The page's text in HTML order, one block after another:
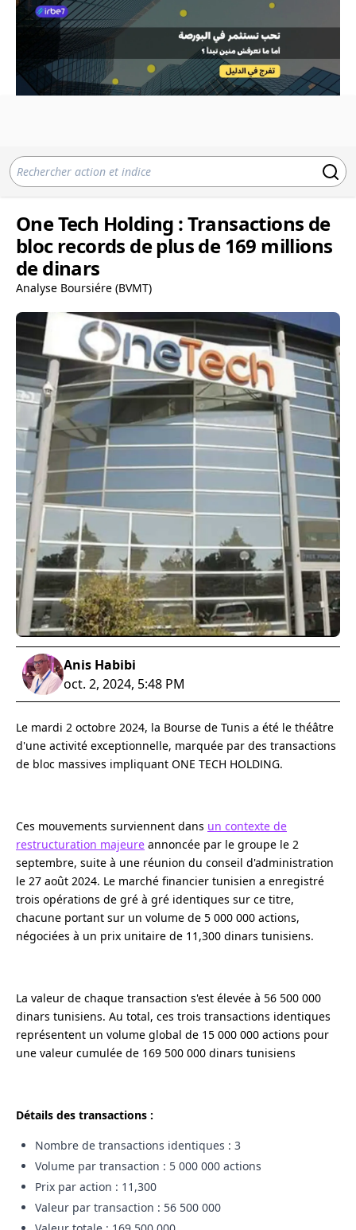
One Tech Holding : Transactions de
bloc records de plus de 169 millions
de dinars
Analyse Boursiére (BVMT)
Anis Habibi
oct. 2, 2024, 5:48 PM
Le mardi 2 octobre 2024, la Bourse de Tunis a été le théâtre
d'une activité exceptionnelle, marquée par des transactions
de bloc massives impliquant ONE TECH HOLDING.
Ces mouvements surviennent dans un contexte de
restructuration majeure annoncée par le groupe le 2
septembre, suite à une réunion du conseil d'administration
le 27 août 2024. Le marché financier tunisien a enregistré
trois opérations de gré à gré identiques sur ce titre,
chacune portant sur un volume de 5 000 000 actions,
négociées à un prix unitaire de 11,300 dinars tunisiens.
La valeur de chaque transaction s'est élevée à 56 500 000
dinars tunisiens. Au total, ces trois transactions identiques
représentent un volume global de 15 000 000 actions pour
une valeur cumulée de 169 500 000 dinars tunisiens
Détails des transactions :
Nombre de transactions identiques : 3
Volume par transaction : 5 000 000 actions
Prix par action : 11,300
Valeur par transaction : 56 500 000